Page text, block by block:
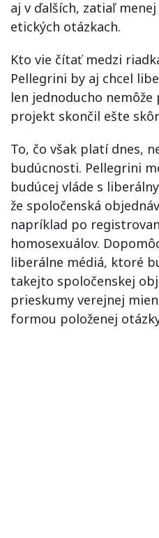
aj v ďalších, zatiaľ
etických otázkach.
Kto vie čítať medzi
Pellegrini by aj chcel
len jednoducho
projekt skončil ešte
To, čo však platí dnes,
budúcnosti. Pellegrini
budúcej vláde s
že spoločenská
napríklad po
homosexuálov.
liberálne médiá, ktoré
takejto spoločenskej
prieskumy verejnej
formou položenej